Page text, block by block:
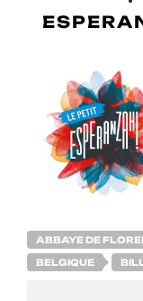
ABBAYE DE
BELGIQUE